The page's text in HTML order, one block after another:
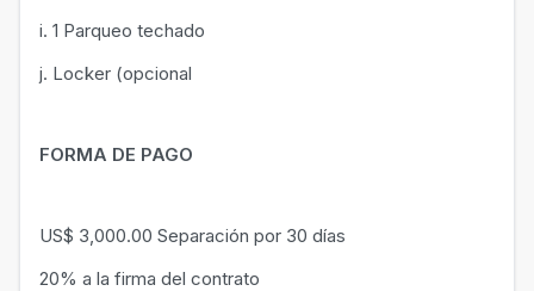
i. 1 Parqueo techado
j. Locker (opcional
FORMA DE PAGO
US$ 3,000.00 Separación por 30 días
20% a la firma del contrato